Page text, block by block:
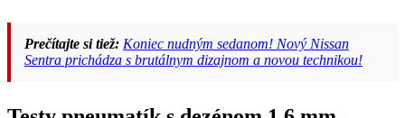
Prečítajte si tiež: Koniec nudným sedanom! Nový Nissan
Sentra prichádza s brutálnym dizajnom a novou technikou!